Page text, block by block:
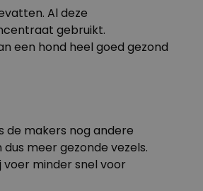
Al deze
gebruikt.
een hond heel goed gezond
de makers nog andere
meer gezonde vezels.
minder snel voor